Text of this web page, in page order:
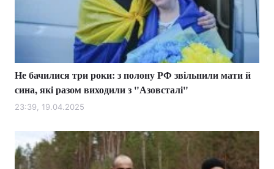
Не бачилися три роки: з полону РФ звільнили мати й
сина, які разом виходили з "Азовсталі"
23:39, 19.04.2025